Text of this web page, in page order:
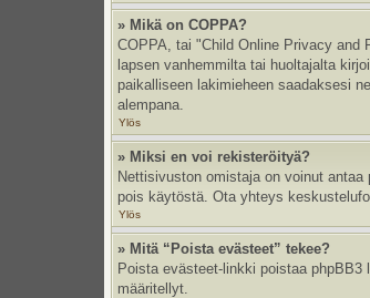
» Mikä on COPPA?
COPPA, tai "Child Online Privacy and
lapsen vanhemmilta tai huoltajalta
paikalliseen lakimieheen saadaksesi
alempana.
Ylös
» Miksi en voi rekisteröityä?
Nettisivuston omistaja on voinut
pois käytöstä. Ota yhteys
Ylös
» Mitä “Poista evästeet” tekee?
Poista evästeet-linkki poistaa
määritellyt.